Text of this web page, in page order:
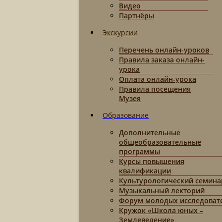
Видео
Партнёры
Экскурсии
Перечень онлайн-уроков
Правила заказа онлайн-
урока
Оплата онлайн-урока
Правила посещения
Музея
Образование
Дополнительные
общеобразовательные
программы
Курсы повышения
квалификации
Культурологический
Музыкальный лекторий
Форум молодых
Кружок «Школа юных –
Землеведение»